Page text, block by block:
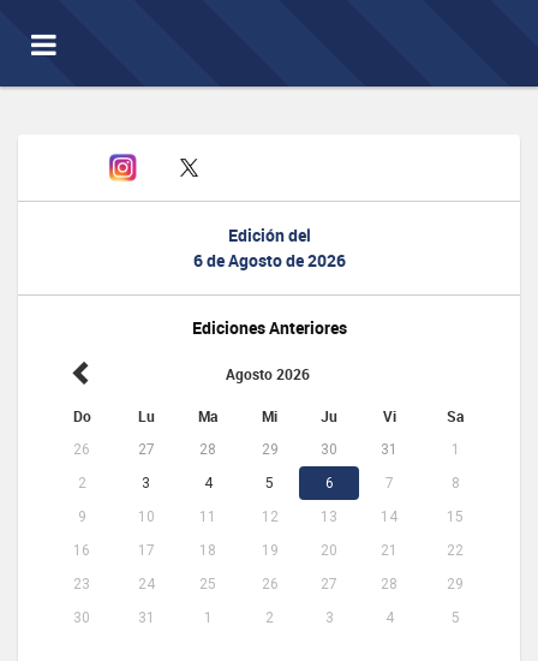
Toggle
navigation
Edición del
6 de Agosto de 2026
Ediciones Anteriores
Agosto 2026
Do Lu Ma Mi Ju Vi Sa
26 27 28 29 30 31
1
2
3 4 5 6 7
8
9
10 11 12 13 14
15
16
17 18 19 20 21
22
23
24 25 26 27 28
29
30
31 1 2 3 4 5